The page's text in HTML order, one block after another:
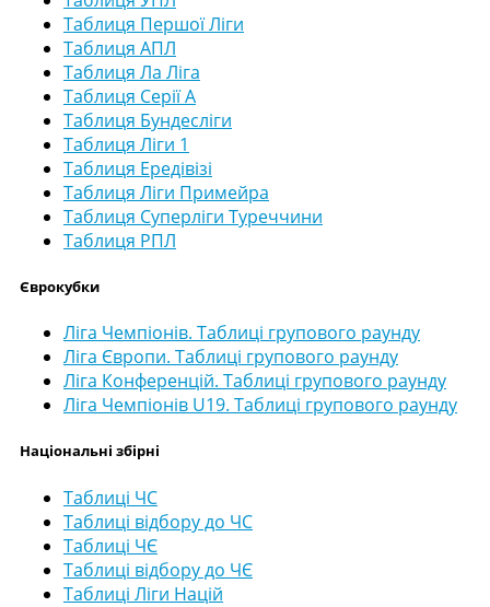
Таблиця Першої Ліги
Таблиця АПЛ
Таблиця Ла Ліга
Таблиця Серії А
Таблиця Бундесліги
Таблиця Ліги 1
Таблиця Ередівізі
Таблиця Ліги Примейра
Таблиця Суперліги Туреччини
Таблиця РПЛ
Єврокубки
Ліга Чемпіонів. Таблиці групового раунду
Ліга Європи. Таблиці групового раунду
Ліга Конференцій. Таблиці групового раунду
Ліга Чемпіонів U19. Таблиці групового раунду
Національні збірні
Таблиці ЧС
Таблиці відбору до ЧС
Таблиці ЧЄ
Таблиці відбору до ЧЄ
Таблиці Ліги Націй